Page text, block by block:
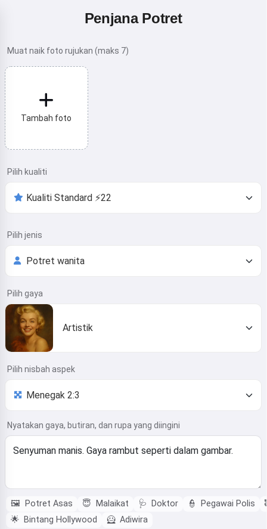
Penjana Potret
Muat naik foto rujukan (maks 7)
Tambah foto
Pilih kualiti
Pilih jenis
Pilih gaya
Artistik
Pilih nisbah aspek
Nyatakan gaya, butiran, dan rupa yang diingini
🖼️ Potret Asas 😇 Malaikat 🩺 Doktor 👮 Pegawai Polis
🌟 Bintang Hollywood 🦸 Adiwira